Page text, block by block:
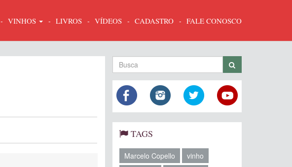
VINHOS LIVROS VÍDEOS CADASTRO FALE CONOSCO
TAGS
Marcelo Copello
vinho